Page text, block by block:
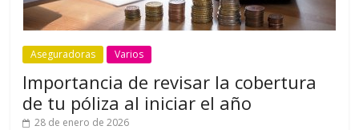
Aseguradoras Varios
Importancia de revisar la cobertura
de tu póliza al iniciar el año
28 de enero de 2026